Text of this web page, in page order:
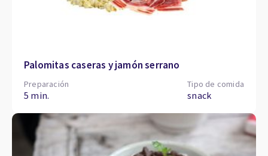
Palomitas caseras y jamón serrano
Preparación
5 min.
Tipo de comida
snack